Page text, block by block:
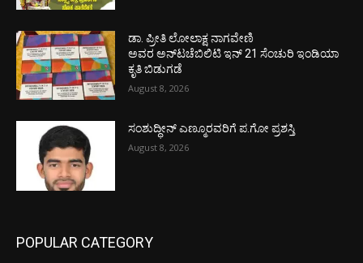
ಡಾ. ಪ್ರೀತಿ ಲೋಲಾಕ್ಷ ನಾಗವೇಣಿ
ಅವರ ಅನ್‌ಟಚೆಬಿಲಿಟಿ ಇನ್ 21 ಸೆಂಚುರಿ ಇಂಡಿಯಾ
ಕೃತಿ ಬಿಡುಗಡೆ
August 8, 2026
ಸಂಶುದ್ಧೀನ್ ಎಣ್ಮೂರವರಿಗೆ ಪ.ಗೋ ಪ್ರಶಸ್ತಿ
August 8, 2026
POPULAR CATEGORY